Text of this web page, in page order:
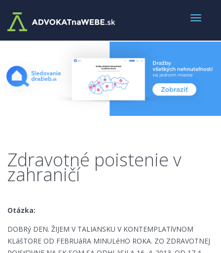
Zdravotné poistenie v
zahraničí
Otázka:
DOBRý DEN. ŽIJEM V TALIANSKU V KONTEMPLATíVNOM
KLášTORE OD FEBRUáRA MINULéHO ROKA. ZO ZDRAVOTNEJ